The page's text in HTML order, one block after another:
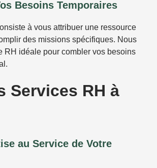
Besoins Temporaires
à vous attribuer une ressource
des missions spécifiques. Nous
RH idéale pour combler vos besoins
Services RH à
au Service de Votre